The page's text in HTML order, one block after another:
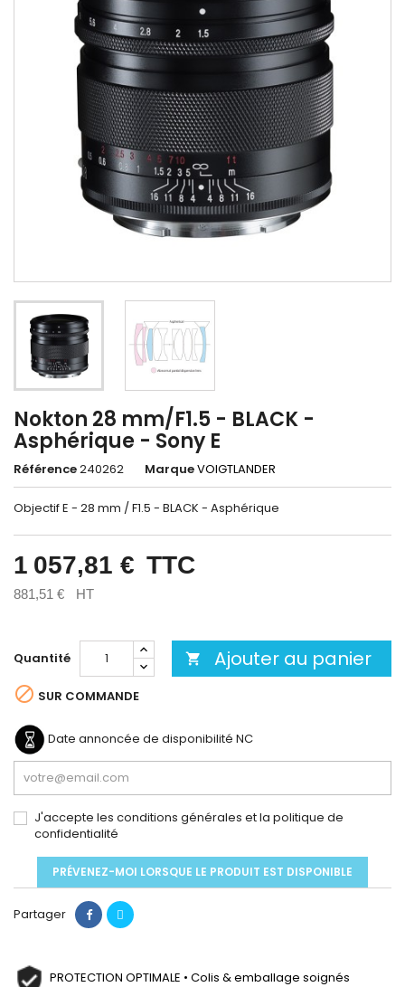
Nokton 28 mm/F1.5 - BLACK -
Asphérique - Sony E
Référence240262 MarqueVOIGTLANDER
Objectif E - 28 mm / F1.5 - BLACK - Asphérique
1 057,81 € TTC
881,51 € HT
Quantité  Ajouter au panier
 SUR COMMANDE
Date annoncée de disponibilité NC
J'accepte les conditions générales et la politique de
confidentialité
PRÉVENEZ-MOI LORSQUE LE PRODUIT EST DISPONIBLE
Partager
PROTECTION OPTIMALE • Colis & emballage soignés